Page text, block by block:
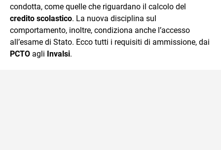
condotta, come quelle che riguardano il calcolo del
credito scolastico. La nuova disciplina sul
comportamento, inoltre, condiziona anche l’accesso
all’esame di Stato. Ecco tutti i requisiti di ammissione, dai
PCTO agli Invalsi.